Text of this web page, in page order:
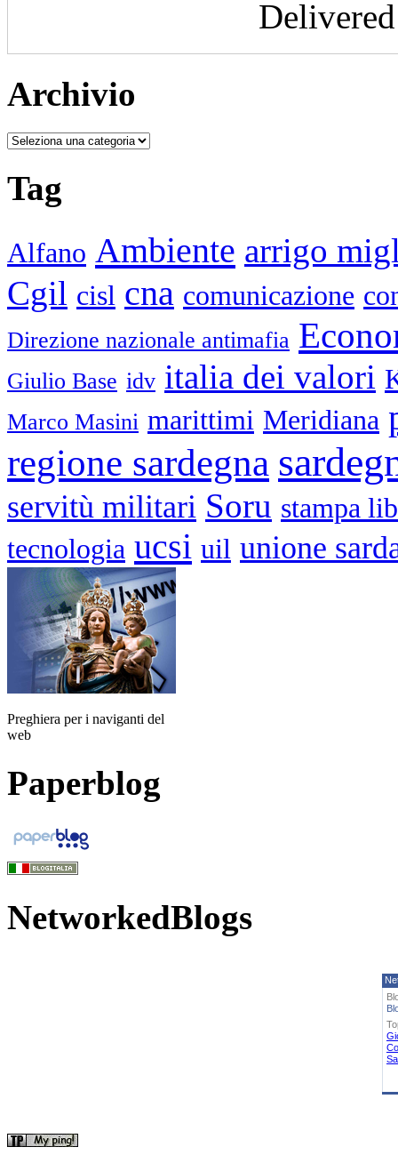
Archivio
Tag
Alfano Ambiente arrigo
Cgil cisl cna comunicazione
Direzione nazionale antimafia
Giulio Base idv italia dei valori
Marco Masini marittimi Meridiana
regione sardegna
servitù militari Soru stampa
tecnologia ucsi uil unione
Preghiera per i naviganti del
web
Paperblog
NetworkedBlogs